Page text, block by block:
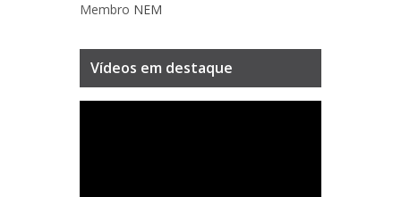
Membro NEM
Vídeos em destaque